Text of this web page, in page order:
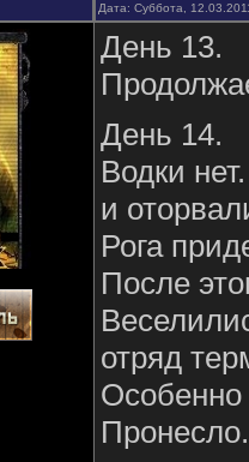
Дата: Суббота,
День 13.
День 14.
Водки
и
Рога
После
отряд
Особенно